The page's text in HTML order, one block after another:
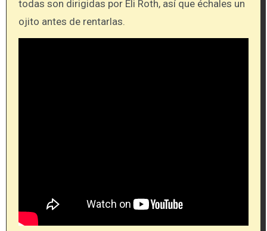
todas son dirigidas por Eli Roth, así que échales un
ojito antes de rentarlas.